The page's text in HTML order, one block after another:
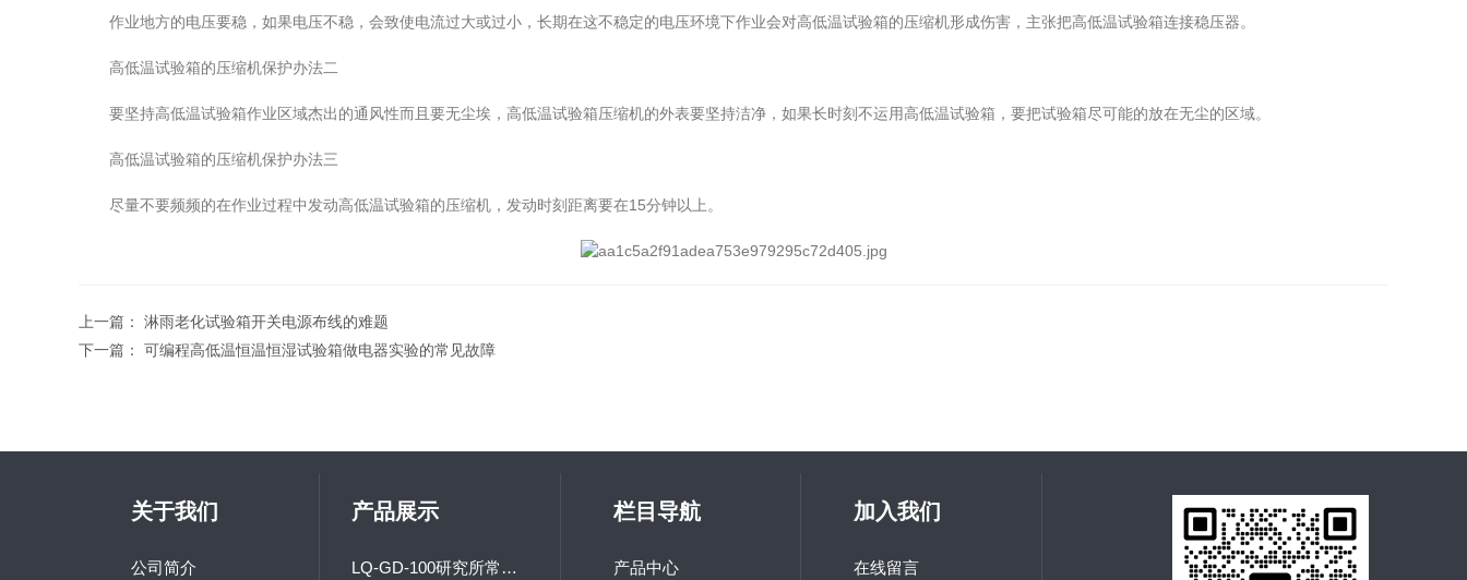
作业地方的电压要稳，如果电压不稳，会致使电流过大或过小，长期在这不稳定的电压环境下作业会对高低温试验箱的压缩机形成伤害，主张把高低温试验箱连接稳压器。
高低温试验箱的压缩机保护办法二
要坚持高低温试验箱作业区域杰出的通风性而且要无尘埃，高低温试验箱压缩机的外表要坚持洁净，如果长时刻不运用高低温试验箱，要把试验箱尽可能的放在无尘的区域。
高低温试验箱的压缩机保护办法三
尽量不要频频的在作业过程中发动高低温试验箱的压缩机，发动时刻距离要在15分钟以上。
上一篇： 淋雨老化试验箱开关电源布线的难题
下一篇： 可编程高低温恒温恒湿试验箱做电器实验的常见故障
关于我们
公司简介
产品展示
LQ-GD-100研究所常用高低温交变试验箱
栏目导航
产品中心
加入我们
在线留言